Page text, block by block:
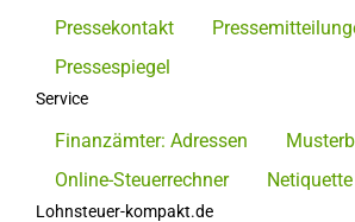
Pressekontakt
Pressespiegel
Service
Finanzämter: Adressen
Online-Steuerrechner
Netiquette
Lohnsteuer-kompakt.de